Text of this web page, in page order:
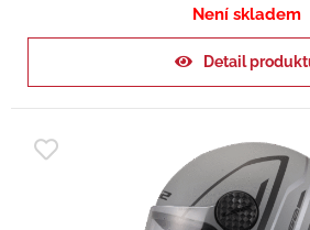
Není skladem
Detail